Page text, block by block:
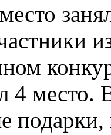
занял
4 место.